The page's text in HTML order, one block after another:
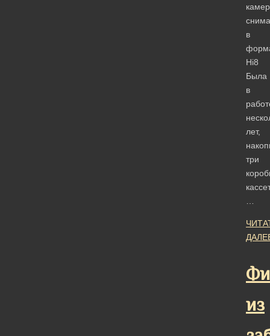
в
Hi8
Была
в
лет,
три
из